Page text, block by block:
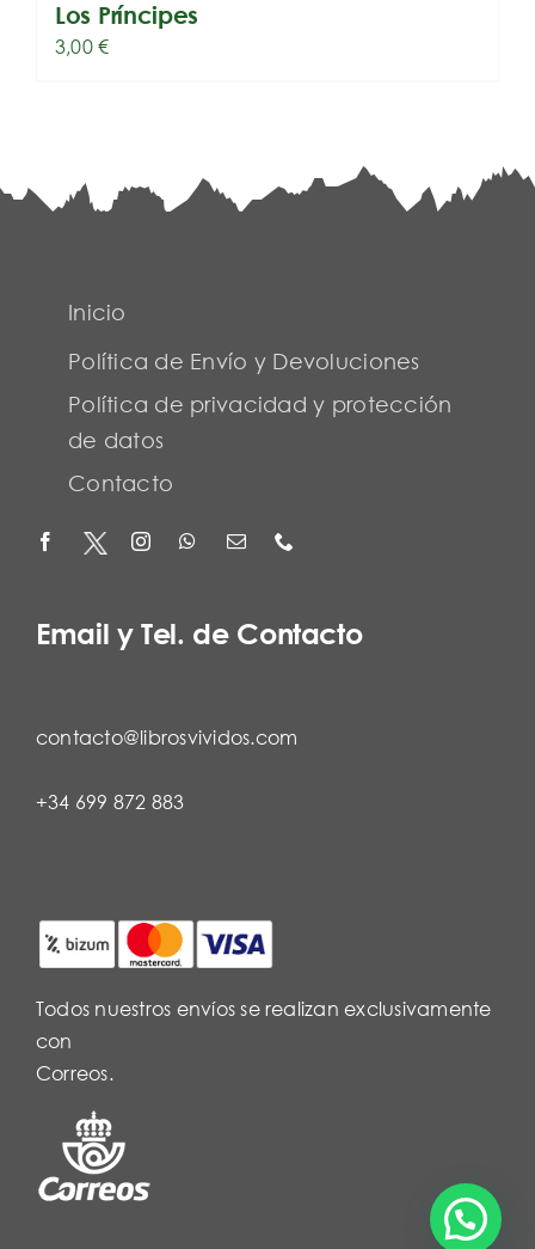
Los Príncipes
3,00€
Inicio
Política de Envío y Devoluciones
Política de privacidad y protección
de datos
Contacto
Email y Tel. de Contacto
contacto@librosvividos.com
+34 699 872 883
Todos nuestros envíos se realizan exclusivamente
con
Correos.